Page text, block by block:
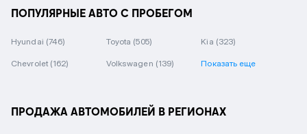
ПОПУЛЯРНЫЕ АВТО С ПРОБЕГОМ
Hyundai (746) Toyota (505) Kia (323)
Chevrolet (162) Volkswagen (139) Показать еще
ПРОДАЖА АВТОМОБИЛЕЙ В РЕГИОНАХ